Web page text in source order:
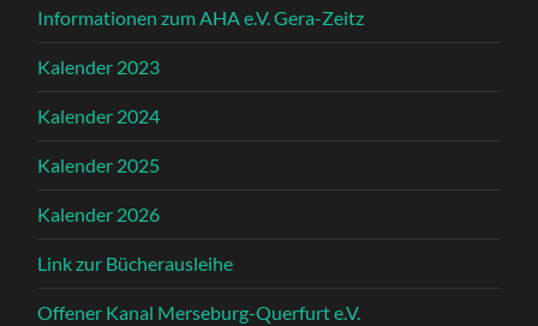
Informationen zum AHA e.V. Gera-Zeitz
Kalender 2023
Kalender 2024
Kalender 2025
Kalender 2026
Link zur Bücherausleihe
Offener Kanal Merseburg-Querfurt e.V.